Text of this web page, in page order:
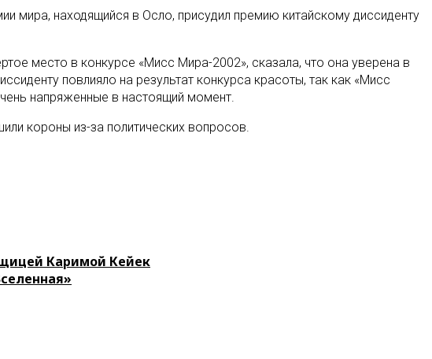
мира, находящийся в Осло, присудил премию китайскому диссиденту
место в конкурсе «Мисс Мира-2002», сказала, что она уверена в
повлияло на результат конкурса красоты, так как «Мисс
напряженные в настоящий момент.
короны из-за политических вопросов.
Каримой Кейек